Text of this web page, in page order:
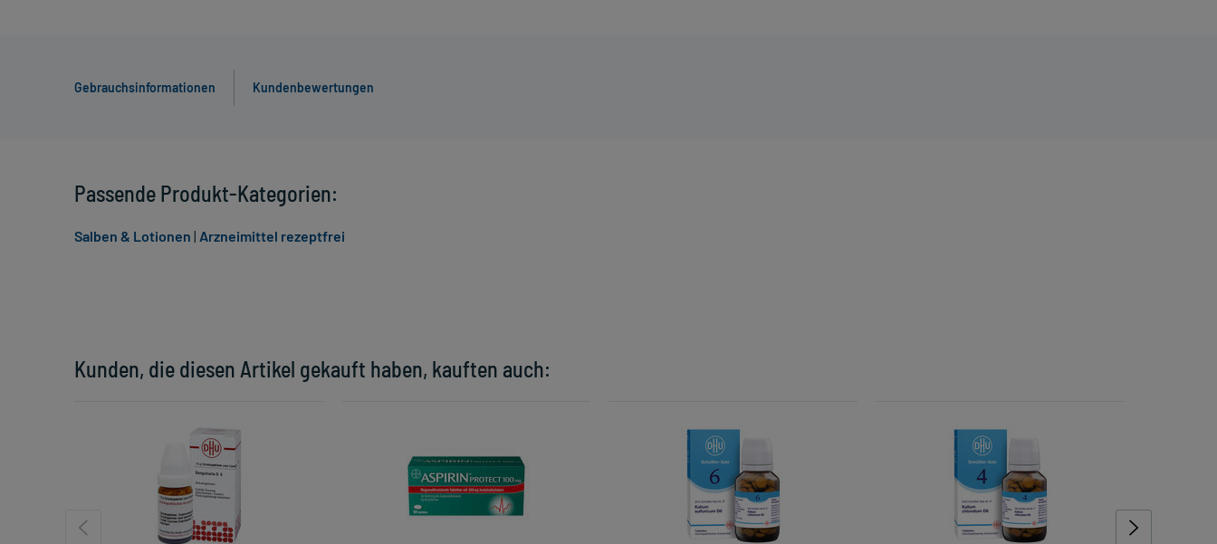
Gebrauchsinformationen Kundenbewertungen
Kunden, die diesen Artikel gekauft haben, kauften auch:
Passende Produkt-Kategorien:
Salben & Lotionen | Arzneimittel rezeptfrei